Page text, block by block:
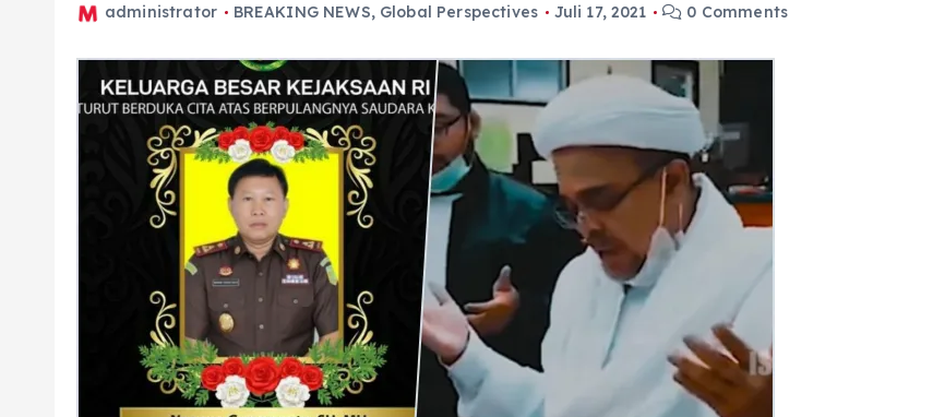
administrator BREAKING NEWS, Global Perspectives Juli 17, 2021 0 Comments